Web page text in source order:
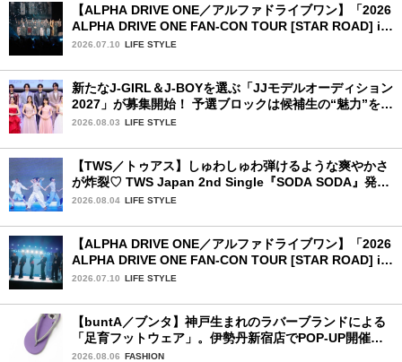
【ALPHA DRIVE ONE／アルファドライブワン】「2026
ALPHA DRIVE ONE FAN-CON TOUR [STAR ROAD] in
YOKOHAMA」1日目詳細レポ【後編】
2026.07.10 LIFE STYLE
新たなJ-GIRL＆J-BOYを選ぶ「JJモデルオーディション
2027」が募集開始！ 予選ブロックは候補生の“魅力”を重
視した「新システム」に変わります
2026.08.03 LIFE STYLE
【TWS／トゥアス】しゅわしゅわ弾けるような爽やかさ
が炸裂♡ TWS Japan 2nd Single『SODA SODA』発売
記念SPECIAL SHOWCASEを詳細レポ
2026.08.04 LIFE STYLE
【ALPHA DRIVE ONE／アルファドライブワン】「2026
ALPHA DRIVE ONE FAN-CON TOUR [STAR ROAD] in
YOKOHAMA」1日目詳細レポ【前編】
2026.07.10 LIFE STYLE
【buntA／ブンタ】神戸生まれのラバーブランドによる
「足育フットウェア」。伊勢丹新宿店でPOP-UP開催
中！
2026.08.06 FASHION